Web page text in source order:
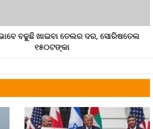
ବଢୁଛି ଖାଇବା ତେଲର ଦର, ସୋରିଷତେଲ
୧୫୦ଟଙ୍କା